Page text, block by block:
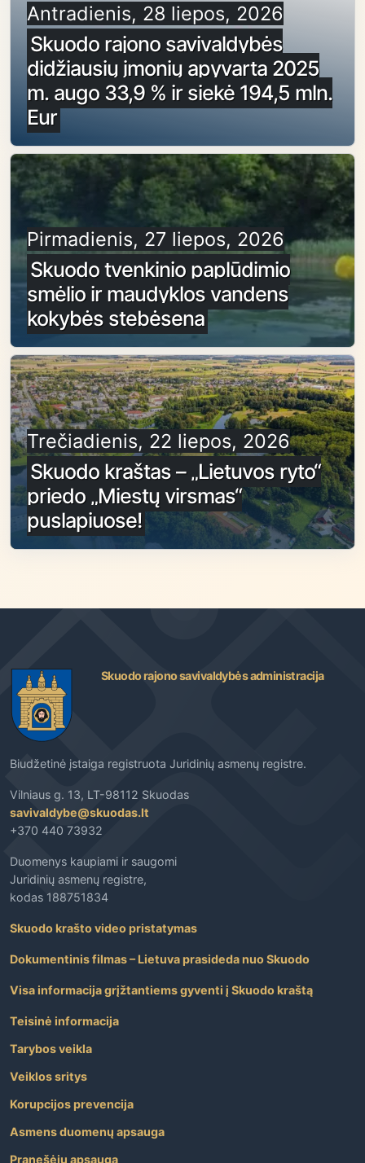
Antradienis, 28 liepos, 2026
Skuodo rajono savivaldybės
didžiausių įmonių apyvarta 2025
m. augo 33,9 % ir siekė 194,5 mln.
Eur
Pirmadienis, 27 liepos, 2026
Skuodo tvenkinio paplūdimio
smėlio ir maudyklos vandens
kokybės stebėsena
Trečiadienis, 22 liepos, 2026
Skuodo kraštas – „Lietuvos ryto“
priedo „Miestų virsmas“
puslapiuose!
Skuodo rajono savivaldybės administracija
Biudžetinė įstaiga registruota Juridinių asmenų registre.
Vilniaus g. 13, LT-98112 Skuodas
savivaldybe@skuodas.lt
+370 440 73932
Duomenys kaupiami ir saugomi
Juridinių asmenų registre,
kodas 188751834
Skuodo krašto video pristatymas
Dokumentinis filmas – Lietuva prasideda nuo Skuodo
Visa informacija grįžtantiems gyventi į Skuodo kraštą
Teisinė informacija
Tarybos veikla
Veiklos sritys
Korupcijos prevencija
Asmens duomenų apsauga
Pranešėjų apsauga